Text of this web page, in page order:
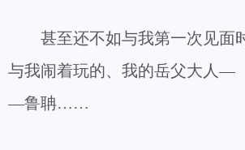
甚至还不如与我第一次见面
与我闹着玩的、我的岳父大人—
—鲁聃……